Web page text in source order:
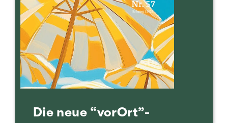
Die neue “vorOrt”-